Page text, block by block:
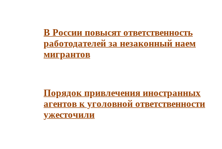
В России повысят ответственность
работодателей за незаконный наем
мигрантов
Порядок привлечения иностранных
агентов к уголовной ответственности
ужесточили